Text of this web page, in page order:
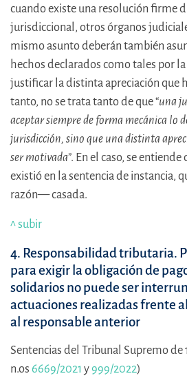
cuando existe una resolución firme
jurisdiccional, otros órganos
mismo asunto deberán también
hechos declarados como tales por
justificar la distinta apreciación que
tanto, no se trata tanto de que “una
aceptar siempre de forma mecánica lo
jurisdicción, sino que una distinta
ser motivada”. En el caso, se
existió en la sentencia de instancia,
razón— casada.
^ subir
4. Responsabilidad tributaria.
para exigir la obligación de
solidarios no puede ser
actuaciones realizadas frente
al responsable anterior
Sentencias del Tribunal Supremo de
n.os 6669/2021 y999/2022)